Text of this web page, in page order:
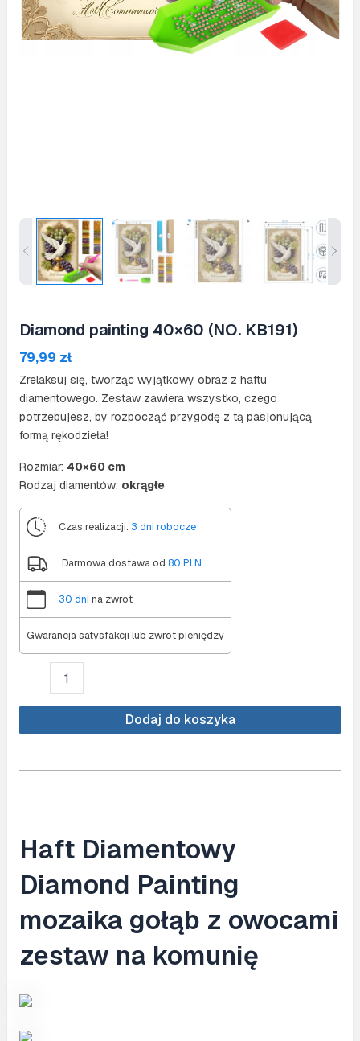
Diamond painting 40×60 (NO. KB191)
79,99 zł
Zrelaksuj się, tworząc wyjątkowy obraz z haftu
diamentowego. Zestaw zawiera wszystko, czego
potrzebujesz, by rozpocząć przygodę z tą pasjonującą
formą rękodzieła!
Rozmiar: 40×60 cm
Rodzaj diamentów: okrągłe
Czas realizacji: 3 dni robocze
Darmowa dostawa od 80 PLN
30 dni na zwrot
Gwarancja satysfakcji lub zwrot pieniędzy
Diamond
(NO.
Dodaj do koszyka
Haft Diamentowy
Diamond Painting
mozaika gołąb z owocami
zestaw na komunię